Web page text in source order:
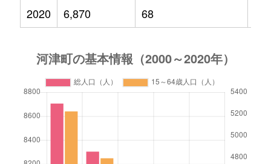
2020
6,870 68